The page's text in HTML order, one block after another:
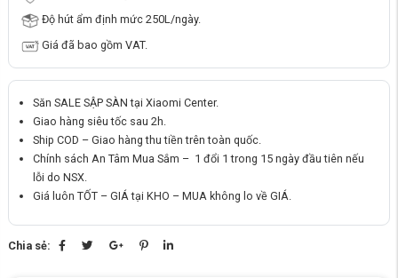
Độ hút ẩm định mức 250L/ngày.
Giá đã bao gồm VAT.
Săn SALE SẬP SÀN tại Xiaomi Center.
Giao hàng siêu tốc sau 2h.
Ship COD – Giao hàng thu tiền trên toàn quốc.
Chính sách An Tâm Mua Sắm – 1 đổi 1 trong 15 ngày đầu tiên nếu
lỗi do NSX.
Giá luôn TỐT – GIÁ tại KHO – MUA không lo về GIÁ.
Chia sẻ: